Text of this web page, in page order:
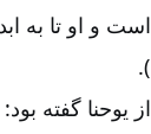
و او تا به
یوحنا گفته